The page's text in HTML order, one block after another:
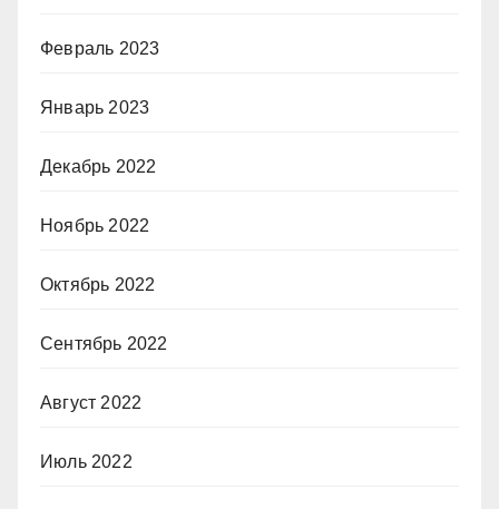
Февраль 2023
Январь 2023
Декабрь 2022
Ноябрь 2022
Октябрь 2022
Сентябрь 2022
Август 2022
Июль 2022